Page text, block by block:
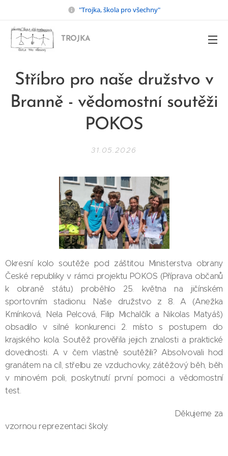
"Trojka, škola pro všechny"
TROJKA
Stříbro pro naše družstvo v
Branně - vědomostní soutěži
POKOS
31.05.2026
Okresní kolo soutěže pod záštitou Ministerstva obrany
České republiky v rámci projektu POKOS (Příprava občanů
k obraně státu) proběhlo 25. května na jičínském
sportovním stadionu. Naše družstvo z 8. A (Anežka
Kmínková, Nela Pelcová, Filip Michalčík a Nikolas Matyáš)
obsadilo v silné konkurenci 2. místo s postupem do
krajského kola. Soutěž prověřila jejich znalosti a praktické
dovednosti. A v čem vlastně soutěžili? Absolvovali hod
granátem na cíl, střelbu ze vzduchovky, zátěžový běh, běh
v minovém poli, poskytnutí první pomoci a vědomostní
test.
Děkujeme za
vzornou reprezentaci školy.